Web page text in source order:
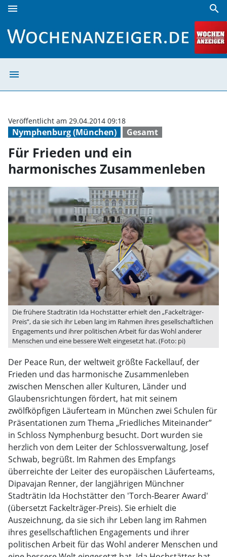
menu search
menu
Nymphenburg (München) Gesamt
Veröffentlicht am 29.04.2014 09:18
Für Frieden und ein
harmonisches Zusammenleben
Die frühere Stadträtin Ida Hochstätter erhielt den „Fackelträger-
Preis”, da sie sich ihr Leben lang im Rahmen ihres gesellschaftlichen
Engagements und ihrer politischen Arbeit für das Wohl anderer
Menschen und eine bessere Welt eingesetzt hat. (Foto: pi)
Der Peace Run, der weltweit größte Fackellauf, der
Frieden und das harmonische Zusammenleben
zwischen Menschen aller Kulturen, Länder und
Glaubensrichtungen fördert, hat mit seinem
zwölfköpfigen Läuferteam in München zwei Schulen für
Präsentationen zum Thema „Friedliches Miteinander”
in Schloss Nymphenburg besucht. Dort wurden sie
herzlich von dem Leiter der Schlossverwaltung, Josef
Schwab, begrüßt. Im Rahmen des Empfangs
überreichte der Leiter des europäischen Läuferteams,
Dipavajan Renner, der langjährigen Münchner
Stadträtin Ida Hochstätter den 'Torch-Bearer Award'
(übersetzt Fackelträger-Preis). Sie erhielt die
Auszeichnung, da sie sich ihr Leben lang im Rahmen
ihres gesellschaftlichen Engagements und ihrer
politischen Arbeit für das Wohl anderer Menschen und